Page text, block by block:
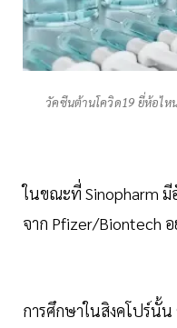
วัคซีนต้านโควิด19 ยี่ห้อไ
ในขณะที่ Sinopharm มี
จาก Pfizer/Biontech
การศึกษาในสิงคโปร์นั้น